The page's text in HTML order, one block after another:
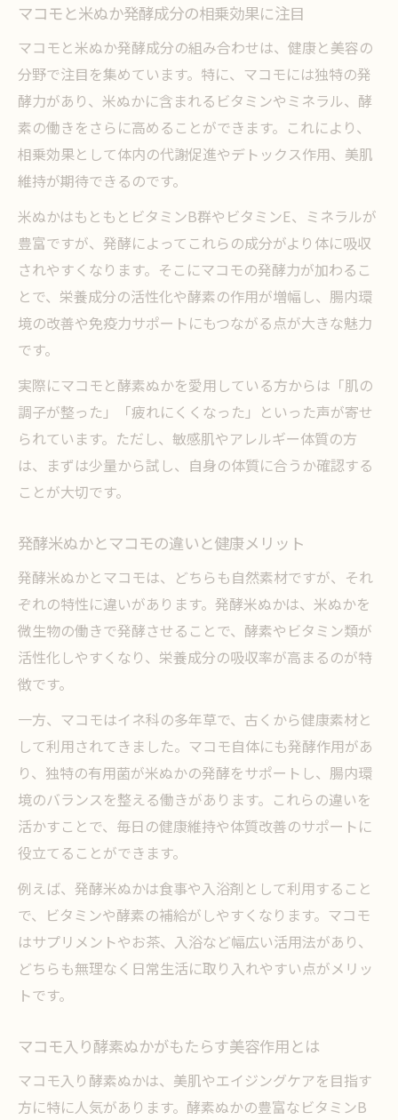
法
発酵米ぬかとマコモで実感する保湿とツヤ
肌
マコモ酵素が導くエイジングケアの新習慣
マコモ×酵素ぬかで内側から輝く美容ケア
自然派ケアにマコモ酵素を取り入れるポイ
酵素ぬかが導く健康とマコモの相乗効果
腸活に役立つマコモと酵素ぬかの活用法
マコモの発酵力で体調を整えるコツ
酵素ぬかとマコモで実感する代謝アップ術
マコモ×酵素ぬかで始める毎日の体内ケア
マコモと酵素ぬかの組み合わせが選ばれる訳
マコモと酵素ぬかが支持される理由を探る
発酵食品の中でもマコモが注目される背景
マコモと酵素ぬかの組み合わせ利用体験談
なぜマコモと酵素ぬかが美容で選ばれるの
マコモ配合の酵素ぬかで得られる安心感
自然派ケアに最適なマコモ活用のすすめ
マコモによる自然派スキンケアの始め方
マコモを毎日の美容習慣に取り入れるコツ
自然素材マコモが叶えるやさしい肌ケア
家庭で試せるマコモと酵素ぬかの応用例
発酵パワーで始める健やかな美容生活
マコモ発酵パワーで叶える新しい美容習慣
発酵米ぬか×マコモで健康美をサポート
毎日の生活にマコモの発酵力を取り入れる
方法
継続しやすいマコモと酵素ぬかの使い分け
発酵の恵みを活かすマコモ美容のポイント
マコモと米ぬか発酵成分の相乗効果に注目
マコモと米ぬか発酵成分の組み合わせは、健康と美容の
分野で注目を集めています。特に、マコモには独特の発
酵力があり、米ぬかに含まれるビタミンやミネラル、酵
素の働きをさらに高めることができます。これにより、
相乗効果として体内の代謝促進やデトックス作用、美肌
維持が期待できるのです。
米ぬかはもともとビタミンB群やビタミンE、ミネラルが
豊富ですが、発酵によってこれらの成分がより体に吸収
されやすくなります。そこにマコモの発酵力が加わるこ
とで、栄養成分の活性化や酵素の作用が増幅し、腸内環
境の改善や免疫力サポートにもつながる点が大きな魅力
です。
実際にマコモと酵素ぬかを愛用している方からは「肌の
調子が整った」「疲れにくくなった」といった声が寄せ
られています。ただし、敏感肌やアレルギー体質の方
は、まずは少量から試し、自身の体質に合うか確認する
ことが大切です。
発酵米ぬかとマコモの違いと健康メリット
発酵米ぬかとマコモは、どちらも自然素材ですが、それ
ぞれの特性に違いがあります。発酵米ぬかは、米ぬかを
微生物の働きで発酵させることで、酵素やビタミン類が
活性化しやすくなり、栄養成分の吸収率が高まるのが特
徴です。
一方、マコモはイネ科の多年草で、古くから健康素材と
して利用されてきました。マコモ自体にも発酵作用があ
り、独特の有用菌が米ぬかの発酵をサポートし、腸内環
境のバランスを整える働きがあります。これらの違いを
活かすことで、毎日の健康維持や体質改善のサポートに
役立てることができます。
例えば、発酵米ぬかは食事や入浴剤として利用すること
で、ビタミンや酵素の補給がしやすくなります。マコモ
はサプリメントやお茶、入浴など幅広い活用法があり、
どちらも無理なく日常生活に取り入れやすい点がメリッ
トです。
マコモ入り酵素ぬかがもたらす美容作用とは
マコモ入り酵素ぬかは、美肌やエイジングケアを目指す
方に特に人気があります。酵素ぬかの豊富なビタミンB